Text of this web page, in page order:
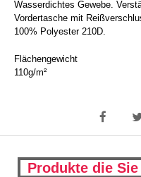
Wasserdichtes Gewebe.
Vordertasche mit
100% Polyester 210D.
Flächengewicht
110g/m²
Produkte die